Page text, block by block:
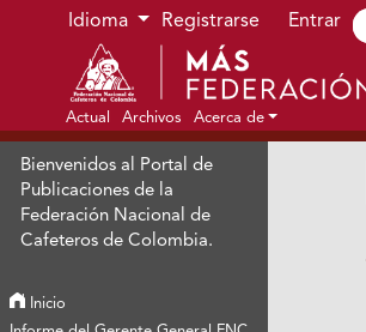
Ir al menú de navegación principal
Ir al contenido principal
Ir al pie de página del sitio
Idioma Registrarse Entrar
Actual Archivos Acerca de
Bienvenidos al Portal de
Publicaciones de la
Federación Nacional de
Cafeteros de Colombia.
Inicio